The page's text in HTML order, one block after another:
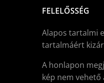
FELELŐSSÉG
Alapos tartalmi
tartalmáért
A honlapon
kép nem